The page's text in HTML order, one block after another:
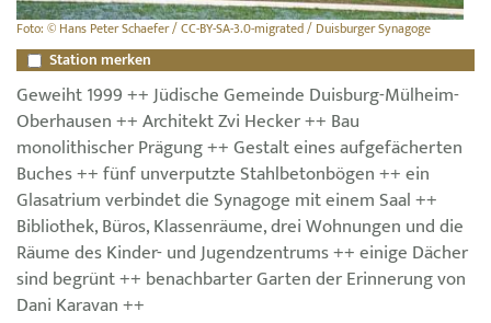
Foto: © Hans Peter Schaefer / CC-BY-SA-3.0-migrated / Duisburger Synagoge
Station merken
Geweiht 1999 ++ Jüdische Gemeinde Duisburg-Mülheim-
Oberhausen ++ Architekt Zvi Hecker ++ Bau
monolithischer Prägung ++ Gestalt eines aufgefächerten
Buches ++ fünf unverputzte Stahlbetonbögen ++ ein
Glasatrium verbindet die Synagoge mit einem Saal ++
Bibliothek, Büros, Klassenräume, drei Wohnungen und die
Räume des Kinder- und Jugendzentrums ++ einige Dächer
sind begrünt ++ benachbarter Garten der Erinnerung von
Dani Karavan ++